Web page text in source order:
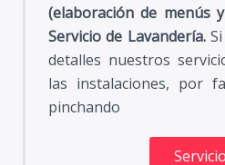
(elaboración de menús
Servicio de Lavandería.Si
detalles nuestros
las instalaciones, por
pinchando